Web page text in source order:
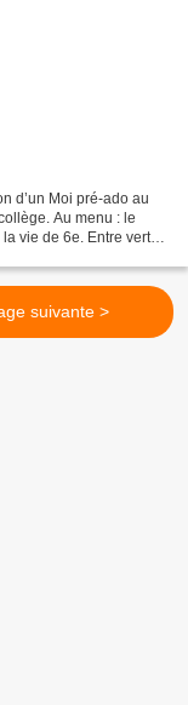
d’un Moi pré-ado au
Au menu : le
vie de 6e. Entre vert
suivante >